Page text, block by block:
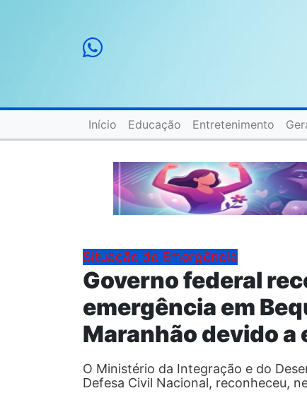
Início Educação Entretenimento
Situação de Emergência
Governo federal
emergência em
Maranhão devido a
O Ministério da Integração e do
Defesa Civil Nacional, reconheceu,